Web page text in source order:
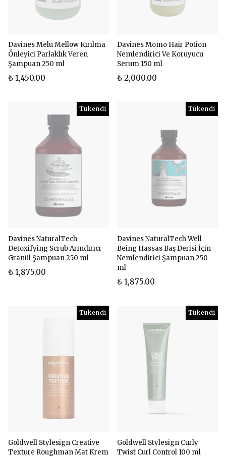
Davines Melu Mellow Kırılma
Önleyici Parlaklık Veren
Şampuan 250 ml
₺ 1,450.00
Davines Momo Hair Potion
Nemlendirici Ve Koruyucu
Serum 150 ml
₺ 2,000.00
Tükendi
Davines NaturalTech
Detoxifying Scrub Arındırıcı
Granül Şampuan 250 ml
₺ 1,875.00
Tükendi
Davines NaturalTech Well
Being Hassas Baş Derisi İçin
Nemlendirici Şampuan 250
ml
₺ 1,875.00
Tükendi
Goldwell Stylesign Creative
Texture Roughman Mat Krem
Tükendi
Goldwell Stylesign Curly
Twist Curl Control 100 ml